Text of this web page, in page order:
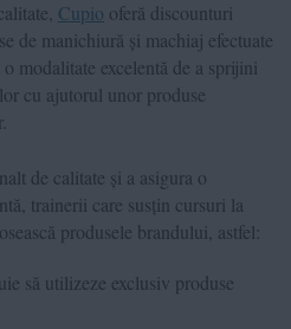
Cupio oferă discounturi
de manichiură și machiaj efectuate
modalitate excelentă de a sprijini
cu ajutorul unor produse
de calitate și a asigura o
trainerii care susțin cursuri la
produsele brandului, astfel:
să utilizeze exclusiv produse